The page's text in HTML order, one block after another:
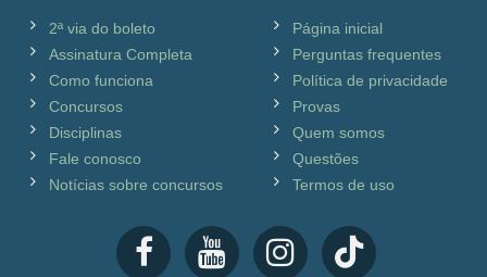
2ª via do boleto
Assinatura Completa
Como funciona
Concursos
Disciplinas
Fale conosco
Notícias sobre concursos
Página inicial
Perguntas frequentes
Política de privacidade
Provas
Quem somos
Questões
Termos de uso